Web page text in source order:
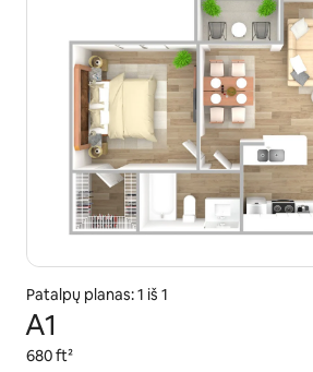
Patalpų planas: 1 iš 1
A1
680 ft²